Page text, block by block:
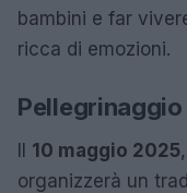
bambini e far
ricca di emozioni.
Il 10 maggio 2025
organizzerà un